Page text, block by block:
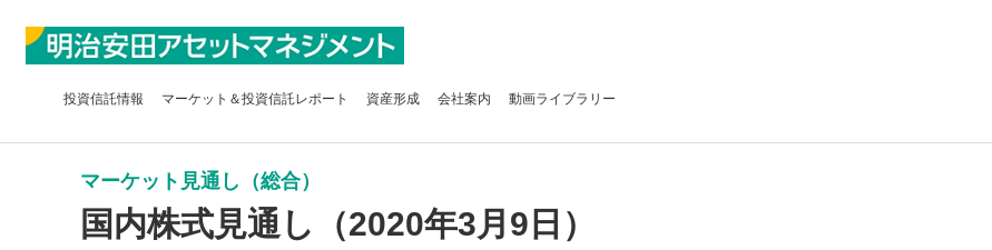
投資信託情報 マーケット＆投資信託レポート 資産形成 会社案内 動画ライブラリー
マーケット見通し（総合）
国内株式見通し（2020年3月9日）